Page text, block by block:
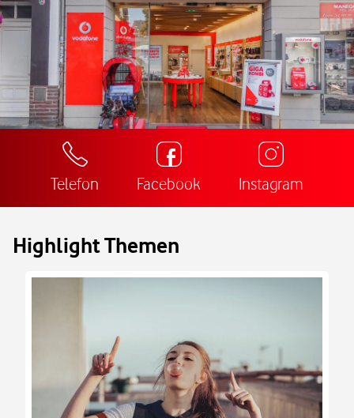
Telefon Facebook Instagram
Highlight Themen